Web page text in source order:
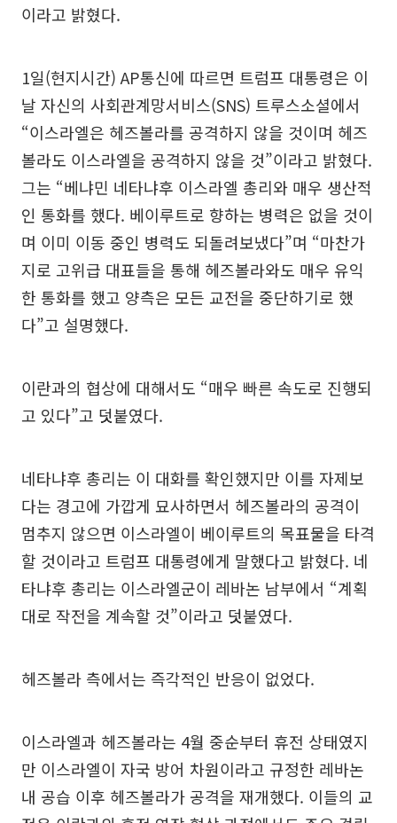
이라고 밝혔다.
1일(현지시간) AP통신에 따르면 트럼프 대통령은 이
날 자신의 사회관계망서비스(SNS) 트루스소셜에서
“이스라엘은 헤즈볼라를 공격하지 않을 것이며 헤즈
볼라도 이스라엘을 공격하지 않을 것”이라고 밝혔다.
그는 “베냐민 네타냐후 이스라엘 총리와 매우 생산적
인 통화를 했다. 베이루트로 향하는 병력은 없을 것이
며 이미 이동 중인 병력도 되돌려보냈다”며 “마찬가
지로 고위급 대표들을 통해 헤즈볼라와도 매우 유익
한 통화를 했고 양측은 모든 교전을 중단하기로 했
다”고 설명했다.
이란과의 협상에 대해서도 “매우 빠른 속도로 진행되
고 있다”고 덧붙였다.
네타냐후 총리는 이 대화를 확인했지만 이를 자제보
다는 경고에 가깝게 묘사하면서 헤즈볼라의 공격이
멈추지 않으면 이스라엘이 베이루트의 목표물을 타격
할 것이라고 트럼프 대통령에게 말했다고 밝혔다. 네
타냐후 총리는 이스라엘군이 레바논 남부에서 “계획
대로 작전을 계속할 것”이라고 덧붙였다.
헤즈볼라 측에서는 즉각적인 반응이 없었다.
이스라엘과 헤즈볼라는 4월 중순부터 휴전 상태였지
만 이스라엘이 자국 방어 차원이라고 규정한 레바논
내 공습 이후 헤즈볼라가 공격을 재개했다. 이들의 교